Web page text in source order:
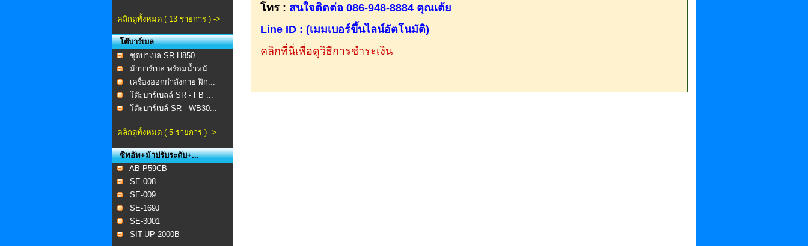
คลิกดูทั้งหมด ( 13 รายการ ) ->
โต๊บาร์เบล
ชุดบาเบล SR-H850
ม้าบาร์เบล พร้อมน้ำหนั...
เครื่องออกกำลังกาย ฝึก...
โต๊ะบาร์เบลล์ SR - FB ...
โต๊ะบาร์เบล์ SR - WB30...
คลิกดูทั้งหมด ( 5 รายการ ) ->
ซิทอัพ+ม้าปรับระดับ+...
AB P59CB
SE-008 ​
SE-009
SE-169J
SE-3001
SIT-UP 2000B
โทร : สนใจติดต่อ 086-948-8884 คุณเต้ย
Line ID : (เมมเบอร์ขึ้นไลน์อัตโนมัติ)
คลิกที่นี่เพื่อดูวิธีการชำระเงิน